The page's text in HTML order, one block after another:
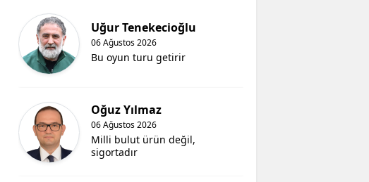
Uğur Tenekecioğlu
06 Ağustos 2026
Bu oyun turu getirir
Oğuz Yılmaz
06 Ağustos 2026
Milli bulut ürün değil,
sigortadır